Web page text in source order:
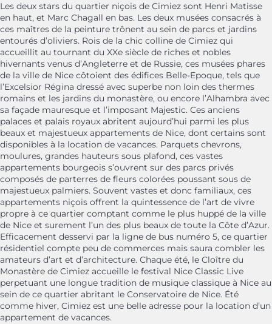
Les deux stars du quartier niçois de Cimiez sont Henri Matisse
en haut, et Marc Chagall en bas. Les deux musées consacrés à
ces maîtres de la peinture trônent au sein de parcs et jardins
entourés d’oliviers. Rois de la chic colline de Cimiez qui
accueillit au tournant du XXe siècle de riches et nobles
hivernants venus d’Angleterre et de Russie, ces musées phares
de la ville de Nice côtoient des édifices Belle-Epoque, tels que
l’Excelsior Régina dressé avec superbe non loin des thermes
romains et les jardins du monastère, ou encore l’Alhambra avec
sa façade mauresque et l’imposant Majestic. Ces anciens
palaces et palais royaux abritent aujourd’hui parmi les plus
beaux et majestueux appartements de Nice, dont certains sont
disponibles à la location de vacances. Parquets chevrons,
moulures, grandes hauteurs sous plafond, ces vastes
appartements bourgeois s’ouvrent sur des parcs privés
composés de parterres de fleurs colorées poussant sous de
majestueux palmiers. Souvent vastes et donc familiaux, ces
appartements niçois offrent la quintessence de l’art de vivre
propre à ce quartier comptant comme le plus huppé de la ville
de Nice et surement l’un des plus beaux de toute la Côte d’Azur.
Efficacement desservi par la ligne de bus numéro 5, ce quartier
résidentiel compte peu de commerces mais saura combler les
amateurs d’art et d’architecture. Chaque été, le Cloître du
Monastère de Cimiez accueille le festival Nice Classic Live
perpetuant une longue tradition de musique classique à Nice au
sein de ce quartier abritant le Conservatoire de Nice. Été
comme hiver, Cimiez est une belle adresse pour la location d’un
appartement de vacances.